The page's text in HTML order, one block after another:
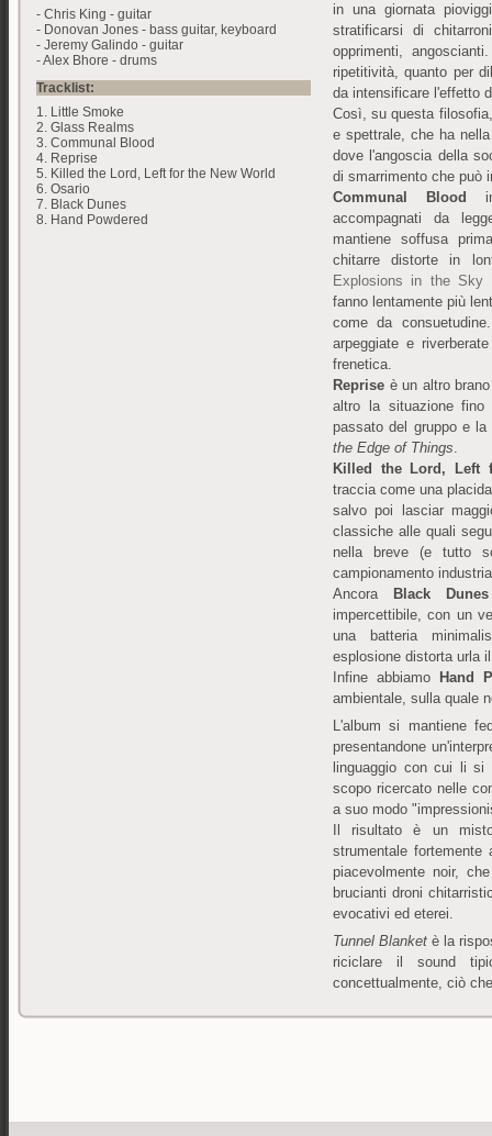
- Chris King - guitar
- Donovan Jones - bass guitar, keyboard
- Jeremy Galindo - guitar
- Alex Bhore - drums
Tracklist:
1. Little Smoke
2. Glass Realms
3. Communal Blood
4. Reprise
5. Killed the Lord, Left for the New World
6. Osario
7. Black Dunes
8. Hand Powdered
in una giornata
stratificarsi di
opprimenti,
ripetitività, quanto per
da intensificare l'effetto
Così, su questa
e spettrale, che ha
dove l'angoscia della
di smarrimento che può
Communal Blood
accompagnati da
mantiene soffusa
chitarre distorte in
Explosions in the Sky
fanno lentamente più
come da
arpeggiate e
frenetica.
Reprise è un altro
altro la situazione
passato del gruppo e
the Edge of Things.
Killed the Lord, Left
traccia come una
salvo poi lasciar
classiche alle quali
nella breve (e tutto
campionamento
Ancora
Black Dunes
impercettibile, con un
una batteria
esplosione distorta urla
Infine abbiamo
Hand
ambientale, sulla quale
L'album si mantiene
presentandone
linguaggio con cui li si
scopo ricercato nelle
a suo modo
Il risultato è un
strumentale
piacevolmente noir,
brucianti droni
evocativi ed eterei.
Tunnel Blanket è la
riciclare il sound
concettualmente, ciò